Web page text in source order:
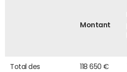
Montant
Total des
118 650 €